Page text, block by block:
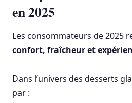
en 2025
Les consommateurs de 2025
confort, fraîcheur et
Dans l’univers des desserts
par :